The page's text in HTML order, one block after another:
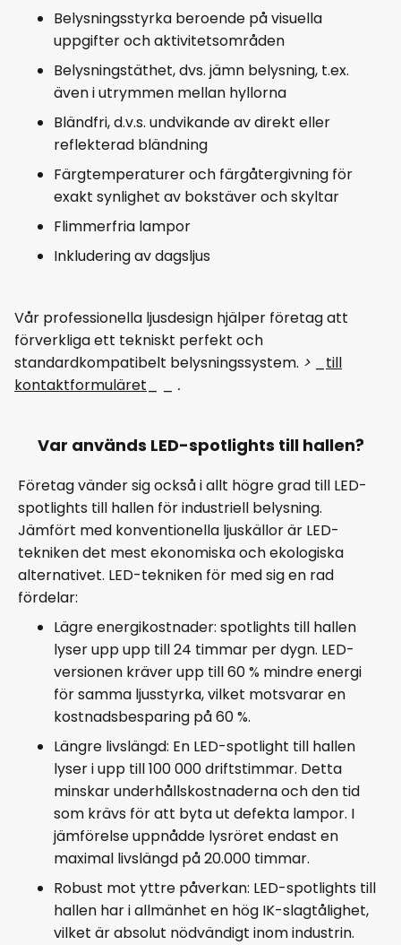
Belysningsstyrka beroende på visuella
uppgifter och aktivitetsområden
Belysningstäthet, dvs. jämn belysning, t.ex.
även i utrymmen mellan hyllorna
Bländfri, d.v.s. undvikande av direkt eller
reflekterad bländning
Färgtemperaturer och färgåtergivning för
exakt synlighet av bokstäver och skyltar
Flimmerfria lampor
Inkludering av dagsljus
Vår professionella ljusdesign hjälper företag att
förverkliga ett tekniskt perfekt och
standardkompatibelt belysningssystem. >
till
kontaktformuläret
.
Var används LED-spotlights till hallen?
Företag vänder sig också i allt högre grad till LED-
spotlights till hallen för industriell belysning.
Jämfört med konventionella ljuskällor är LED-
tekniken det mest ekonomiska och ekologiska
alternativet. LED-tekniken för med sig en rad
fördelar:
Lägre energikostnader: spotlights till hallen
lyser upp upp till 24 timmar per dygn. LED-
versionen kräver upp till 60 % mindre energi
för samma ljusstyrka, vilket motsvarar en
kostnadsbesparing på 60 %.
Längre livslängd: En LED-spotlight till hallen
lyser i upp till 100 000 driftstimmar. Detta
minskar underhållskostnaderna och den tid
som krävs för att byta ut defekta lampor. I
jämförelse uppnådde lysröret endast en
maximal livslängd på 20.000 timmar.
Robust mot yttre påverkan: LED-spotlights till
hallen har i allmänhet en hög IK-slagtålighet,
vilket är absolut nödvändigt inom industrin.